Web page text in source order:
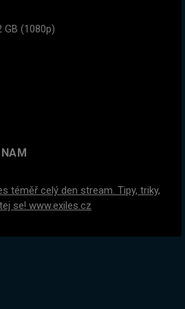
GB (1080p)
téměř celý den stream. Tipy, triky,
se! www.exiles.cz